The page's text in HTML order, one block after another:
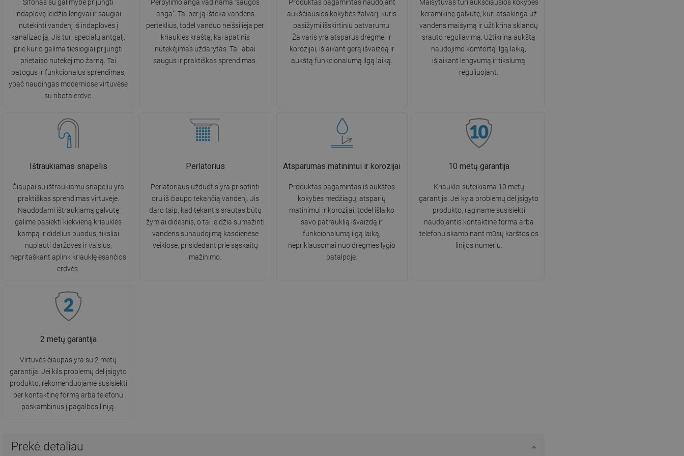
Sifonas su galimybe prijungti
indaplovę leidžia lengvai ir saugiai
nutekinti vandenį iš indaplovės į
kanalizaciją. Jis turi specialų antgalį,
prie kurio galima tiesiogiai prijungti
prietaiso nutekėjimo žarną. Tai
patogus ir funkcionalus sprendimas,
ypač naudingas moderniose virtuvėse
su ribota erdve.
Perpylimo anga vadinama "saugos
anga". Tai per ją išteka vandens
perteklius, todėl vanduo neišsilieja per
kriauklės kraštą, kai apatinis
nutekėjimas uždarytas. Tai labai
saugus ir praktiškas sprendimas.
Produktas pagamintas naudojant
aukščiausios kokybės žalvarį, kuris
pasižymi išskirtiniu patvarumu.
Žalvaris yra atsparus drėgmei ir
korozijai, išlaikant gerą išvaizdą ir
aukštą funkcionalumą ilgą laiką.
Maišytuvas turi aukščiausios kokybės
keramikinę galvutę, kuri atsakinga už
vandens maišymą ir užtikrina sklandų
srauto reguliavimą. Užtikrina aukštą
naudojimo komfortą ilgą laiką,
išlaikant lengvumą ir tikslumą
reguliuojant.
Ištraukiamas snapelis
Čiaupai su ištraukiamu snapeliu yra
praktiškas sprendimas virtuvėje.
Naudodami ištraukiamą galvutę
galime pasiekti kiekvieną kriauklės
kampą ir didelius puodus, tiksliai
nuplauti daržoves ir vaisius,
nepritaškant aplink kriauklę esančios
erdvės.
Perlatorius
Perlatoriaus užduotis yra prisotinti
oru iš čiaupo tekančią vandenį. Jis
daro taip, kad tekantis srautas būtų
žymiai didesnis, o tai leidžia sumažinti
vandens sunaudojimą kasdienėse
veiklose, prisidedant prie sąskaitų
mažinimo.
Atsparumas matinimui ir korozijai
Produktas pagamintas iš aukštos
kokybės medžiagų, atsparių
matinimui ir korozijai, todėl išlaiko
savo patrauklią išvaizdą ir
funkcionalumą ilgą laiką,
nepriklausomai nuo drėgmės lygio
patalpoje.
10 metų garantija
Kriauklei suteikiama 10 metų
garantija. Jei kyla problemų dėl įsigyto
produkto, raginame susisiekti
naudojantis kontaktine forma arba
telefonu skambinant mūsų karštosios
linijos numeriu.
2 metų garantija
Virtuvės čiaupas yra su 2 metų
garantija. Jei kils problemų dėl įsigyto
produkto, rekomenduojame susisiekti
per kontaktinę formą arba telefonu
paskambinus į pagalbos liniją.
Prekė detaliau
SWEDISH
PORTUGUESE